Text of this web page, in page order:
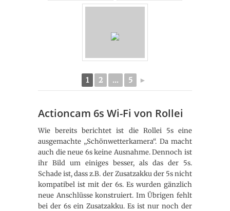
1 2 ... 5 ►
Actioncam 6s Wi-Fi von Rollei
Wie bereits berichtet ist die Rollei 5s eine
ausgemachte „Schönwetterkamera“. Da macht
auch die neue 6s keine Ausnahme. Dennoch ist
ihr Bild um einiges besser, als das der 5s.
Schade ist, dass z.B. der Zusatzakku der 5s nicht
kompatibel ist mit der 6s. Es wurden gänzlich
neue Anschlüsse konstruiert. Im Übrigen fehlt
bei der 6s ein Zusatzakku. Es ist nur noch der